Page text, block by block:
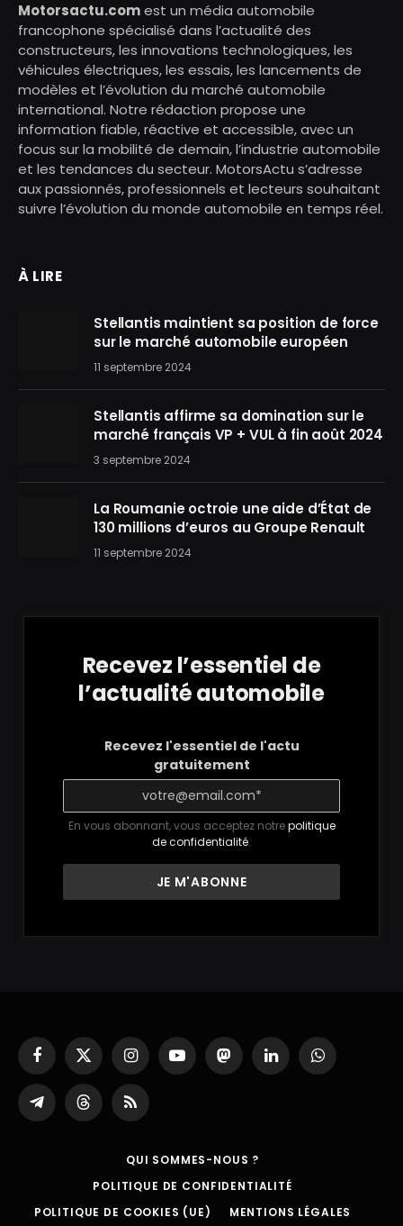
Motorsactu.comest un média automobile
francophone spécialisé dans l’actualité des
constructeurs, les innovations technologiques, les
véhicules électriques, les essais, les lancements de
modèles et l’évolution du marché automobile
international. Notre rédaction propose une
information fiable, réactive et accessible, avec un
focus sur la mobilité de demain, l’industrie automobile
et les tendances du secteur. MotorsActu s’adresse
aux passionnés, professionnels et lecteurs souhaitant
suivre l’évolution du monde automobile en temps réel.
À LIRE
Stellantis maintient sa position de force
sur le marché automobile européen
11 septembre 2024
Stellantis affirme sa domination sur le
marché français VP + VUL à fin août 2024
3 septembre 2024
La Roumanie octroie une aide d’État de
130 millions d’euros au Groupe Renault
11 septembre 2024
Recevez l’essentiel de
l’actualité automobile
Recevez l'essentiel de l'actu
gratuitement
En vous abonnant, vous acceptez notrepolitique
de confidentialité.
Facebook
X
(Twitter)
InstagramYouTubeMastodonLinkedInWhatsApp
Partager
sur
ThreadsRSS
QUI SOMMES-NOUS ?
POLITIQUE DE CONFIDENTIALITÉ
POLITIQUE DE COOKIES (UE)
MENTIONS LÉGALES